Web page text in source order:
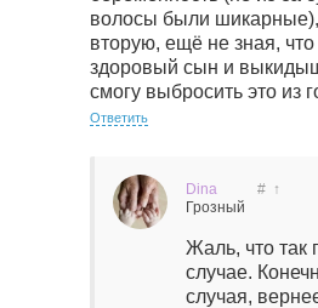
волосы были шикарные),
вторую, ещё не зная,
здоровый сын и
смогу выбросить это из
Ответить
Dina
Грозный
# ↑
Жаль, что так
случае.
случая,